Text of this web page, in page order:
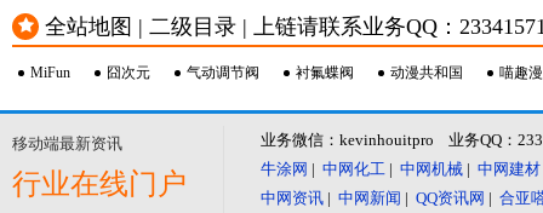
全站地图 | 二级目录 | 上链请联系业务QQ：
MiFun 囧次元 气动调节阀 衬氟蝶阀 动漫共和国 喵趣
移动端最新资讯
行业在线门户
业务微信：kevinhouitpro 业务QQ：
牛涂网 | 中网化工 | 中网机械 | 中网建材
中网资讯 | 中网新闻 | QQ资讯网 | 合亚